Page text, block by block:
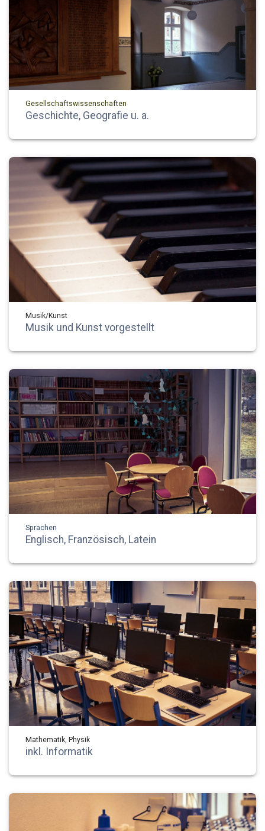
Gesellschaftswissenschaften
Geschichte, Geografie u. a.
Musik/Kunst
Musik und Kunst vorgestellt
Sprachen
Englisch, Französisch, Latein
Mathematik, Physik
inkl. Informatik